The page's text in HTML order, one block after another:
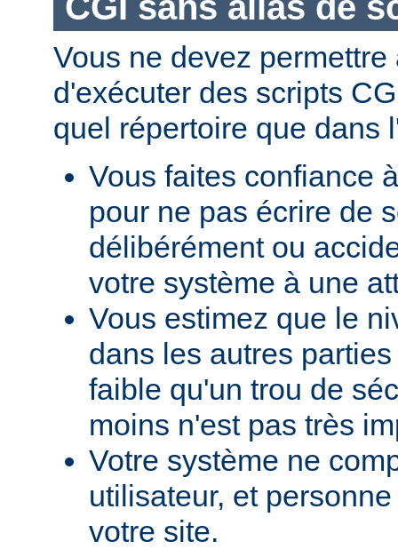
Vous ne devez
d'exécuter des scripts
quel répertoire que dans
Vous faites confiance
pour ne pas écrire de
délibérément ou
votre système à une
Vous estimez que le
dans les autres
faible qu'un trou de
moins n'est pas très
Votre système ne
utilisateur, et
votre site.